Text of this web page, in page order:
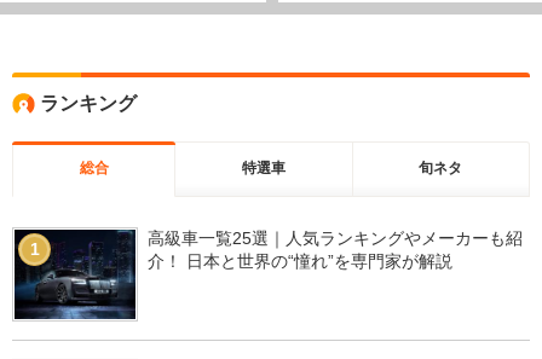
面HDDナビ フルセグTV
ーシート/シートヒーター/ETC/
ランキング
総合 特選車 旬ネタ
1
高級車一覧25選｜人気ランキングやメーカーも紹
介！ 日本と世界の“憧れ”を専門家が解説